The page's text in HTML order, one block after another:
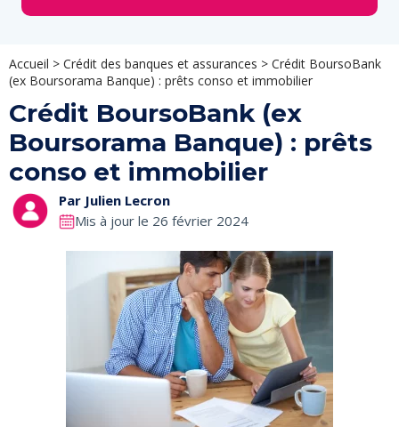
Accueil > Crédit des banques et assurances > Crédit BoursoBank
(ex Boursorama Banque) : prêts conso et immobilier
Crédit BoursoBank (ex
Boursorama Banque) : prêts
conso et immobilier
Par Julien Lecron
Mis à jour le 26 février 2024